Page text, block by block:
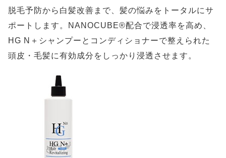
脱毛予防から白髪改善まで、髪の悩みをトータルにサ
ポートします。NANOCUBE®配合で浸透率を高め、
HG N＋シャンプーとコンディショナーで整えられた
頭皮・毛髪に有効成分をしっかり浸透させます。